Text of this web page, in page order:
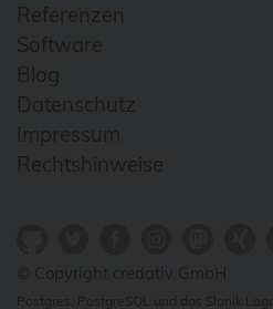
Referenzen
Software
Blog
Datenschutz
Impressum
Rechtshinweise
© Copyright credativ GmbH
Postgres, PostgreSQL und das Slonik